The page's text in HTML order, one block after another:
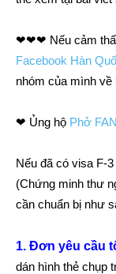
❤❤❤ Nếu cảm
Facebook Hàn
nhóm của mình về
❤ Ủng hộ Phở
Nếu đã có visa F-
(Chứng minh thư
cần chuẩn bị như
1. Đơn yêu cầu
dán hình thẻ chụp